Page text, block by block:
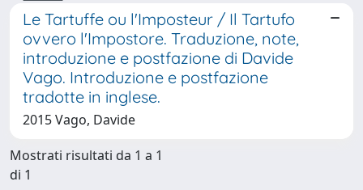
Le Tartuffe ou l'Imposteur / Il Tartufo
ovvero l'Impostore. Traduzione, note,
introduzione e postfazione di Davide
Vago. Introduzione e postfazione
tradotte in inglese.
2015 Vago, Davide
Mostrati risultati da 1 a 1
di 1